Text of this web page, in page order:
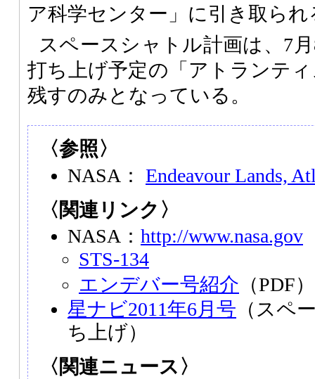
ア科学センター」に引き取られ
スペースシャトル計画は、7
打ち上げ予定の「アトランティ
残すのみとなっている。
〈参照〉
NASA： Endeavour Lands,
〈関連リンク〉
NASA： http://www.nasa.gov
STS-134
エンデバー号紹介 （PDF）
星ナビ2011年6月号 （スペ
ち上げ）
〈関連ニュース〉